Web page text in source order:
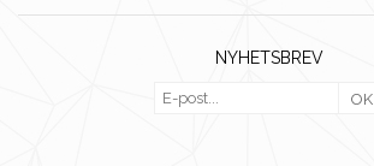
NYHETSBREV
OK